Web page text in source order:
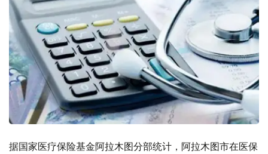
据国家医疗保险基金阿拉木图分部统计，阿拉木图市在医保